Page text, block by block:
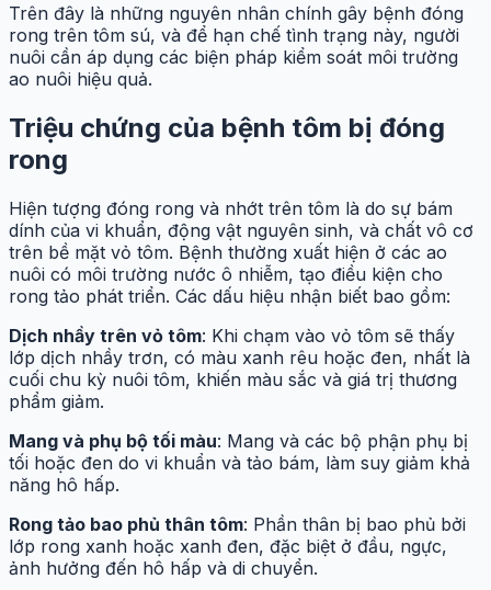
Trên đây là những nguyên nhân chính gây bệnh đóng
rong trên tôm sú, và để hạn chế tình trạng này, người
nuôi cần áp dụng các biện pháp kiểm soát môi trường
ao nuôi hiệu quả.
Triệu chứng của bệnh tôm bị đóng
rong
Hiện tượng đóng rong và nhớt trên tôm là do sự bám
dính của vi khuẩn, động vật nguyên sinh, và chất vô cơ
trên bề mặt vỏ tôm. Bệnh thường xuất hiện ở các ao
nuôi có môi trường nước ô nhiễm, tạo điều kiện cho
rong tảo phát triển. Các dấu hiệu nhận biết bao gồm:
Dịch nhầy trên vỏ tôm: Khi chạm vào vỏ tôm sẽ thấy
lớp dịch nhầy trơn, có màu xanh rêu hoặc đen, nhất là
cuối chu kỳ nuôi tôm, khiến màu sắc và giá trị thương
phẩm giảm.
Mang và phụ bộ tối màu: Mang và các bộ phận phụ bị
tối hoặc đen do vi khuẩn và tảo bám, làm suy giảm khả
năng hô hấp.
Rong tảo bao phủ thân tôm: Phần thân bị bao phủ bởi
lớp rong xanh hoặc xanh đen, đặc biệt ở đầu, ngực,
ảnh hưởng đến hô hấp và di chuyển.